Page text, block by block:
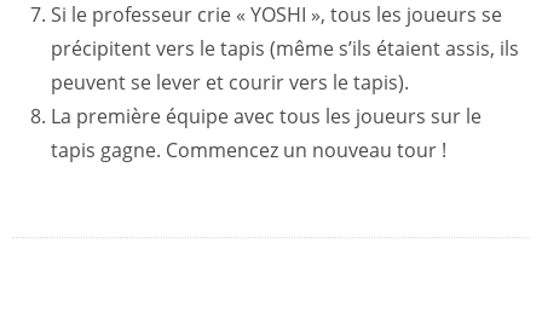
Si le professeur crie « YOSHI », tous les joueurs se
précipitent vers le tapis (même s’ils étaient assis, ils
peuvent se lever et courir vers le tapis).
La première équipe avec tous les joueurs sur le
tapis gagne. Commencez un nouveau tour !